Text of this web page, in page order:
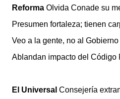
Reforma Olvida Conade su
Presumen fortaleza; tienen
Veo a la gente, no al Gobierno
Ablandan impacto del Código
El Universal Consejería